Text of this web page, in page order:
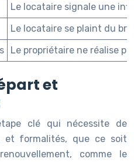
Le locataire signale une
Le locataire se plaint du
Le propriétaire ne réalise
et
clé qui nécessite de
et formalités, que ce soit
comme le